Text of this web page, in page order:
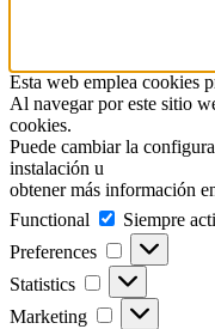
Esta web emplea cookies
Al navegar por este sitio
cookies.
Puede cambiar la
instalación u
obtener más información
Functional
Functional
Siempre
Preferences
Preferences
Statistics Statistics
Marketing Marketing